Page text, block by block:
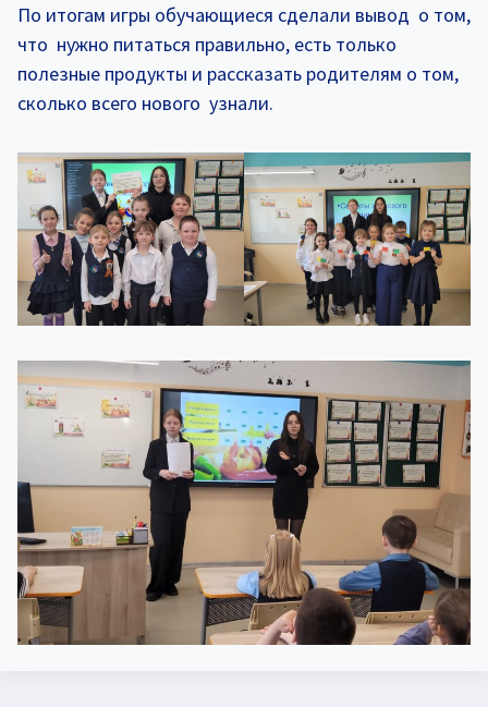
По итогам игры обучающиеся сделали вывод о том,
что нужно питаться правильно, есть только
полезные продукты и рассказать родителям о том,
сколько всего нового узнали.